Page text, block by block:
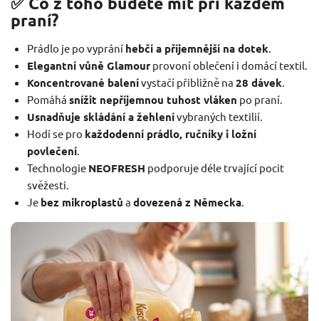
praní?
Prádlo je po vyprání hebčí a příjemnější na dotek.
Elegantní vůně Glamourprovoní oblečení i domácí textil.
Koncentrované balenívystačí přibližně na 28 dávek.
Pomáhá snížit nepříjemnou tuhost vláken po praní.
Usnadňuje skládání a žehlenívybraných textilií.
Hodí se pro každodenní prádlo, ručníky i ložní
povlečení.
Technologie NEOFRESH podporuje déle trvající pocit
svěžesti.
Je bez mikroplastů a dovezená z Německa.